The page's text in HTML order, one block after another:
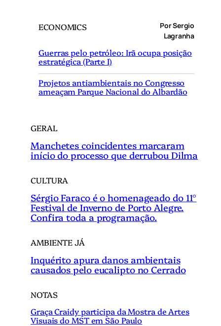
ECONOMICS
Por Sergio
Lagranha
Guerras pelo petróleo: Irã ocupa posição
estratégica (Parte I)
Projetos antiambientais no Congresso
ameaçam Parque Nacional do Albardão
GERAL
Manchetes coincidentes marcaram
início do processo que derrubou Dilma
CULTURA
Sérgio Faraco é o homenageado do 11°
Festival de Inverno de Porto Alegre.
Confira toda a programação.
AMBIENTE JÁ
Inquérito apura danos ambientais
causados pelo eucalipto no Cerrado
NOTAS
Graça Craidy participa da Mostra de Artes
Visuais do MST em São Paulo